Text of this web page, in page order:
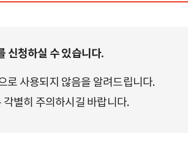
신청하실 수 있습니다.
로 사용되지 않음을 알려드립니다.
별히 주의하시길 바랍니다.